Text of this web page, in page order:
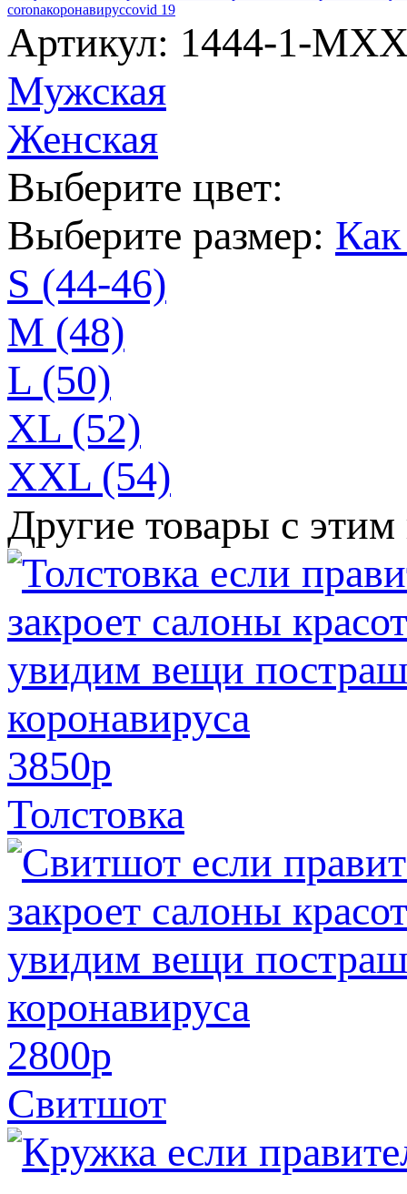
coronaкоронавирусcovid 19
Артикул: 1444-1-
Мужская
Женская
Выберите цвет:
Выберите размер:
S (44-46)
M (48)
L (50)
XL (52)
XXL (54)
Другие товары с
3850p
Толстовка
2800p
Свитшот